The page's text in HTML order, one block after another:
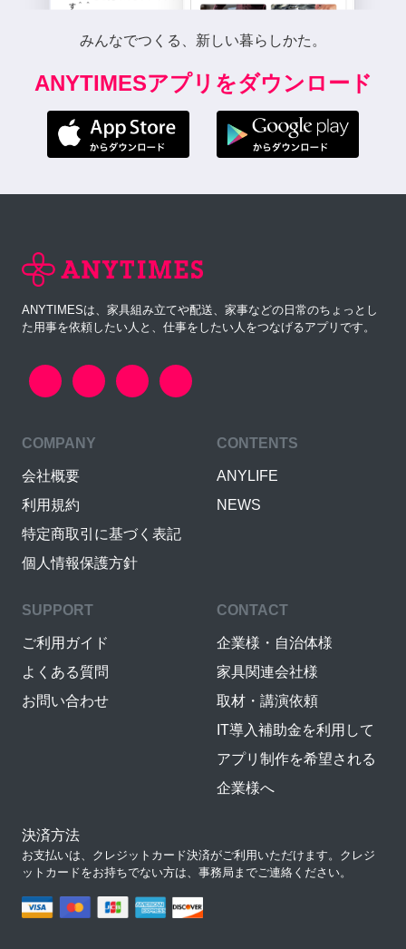
みんなでつくる、新しい暮らしかた。
ANYTIMESアプリをダウンロード
ANYTIMESは、家具組み立てや配送、家事などの日常のちょっとし
た用事を依頼したい人と、仕事をしたい人をつなげるアプリです。
COMPANY
会社概要
利用規約
特定商取引に基づく表記
個人情報保護方針
CONTENTS
ANYLIFE
NEWS
SUPPORT
ご利用ガイド
よくある質問
お問い合わせ
CONTACT
企業様・自治体様
家具関連会社様
取材・講演依頼
IT導入補助金を利用して
アプリ制作を希望される
企業様へ
決済方法
お支払いは、クレジットカード決済がご利用いただけます。クレジ
ットカードをお持ちでない方は、事務局までご連絡ください。